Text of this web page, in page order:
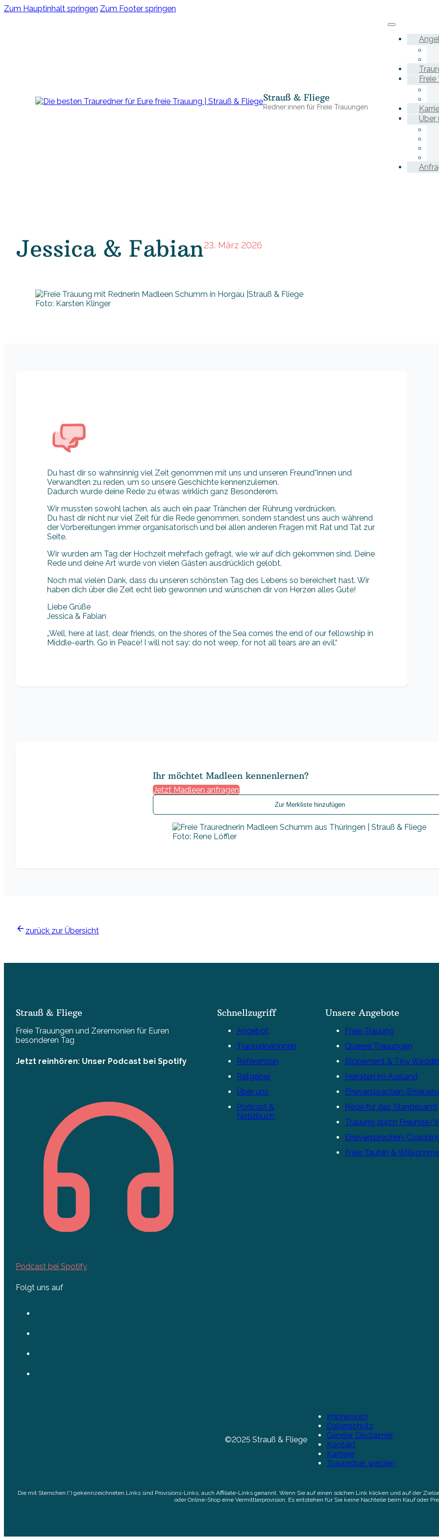
Zum Hauptinhalt springen Zum Footer springen
Strauß & Fliege
Redner:innen für Freie Trauungen
Freie
Über
Jessica & Fabian23. März 2026
Foto: Karsten Klinger
Du hast dir so wahnsinnig viel Zeit genommen mit uns und unseren Freund*innen und
Verwandten zu reden, um so unsere Geschichte kennenzulernen.
Dadurch wurde deine Rede zu etwas wirklich ganz Besonderem.
Wir mussten sowohl lachen, als auch ein paar Tränchen der Rührung verdrücken.
Du hast dir nicht nur viel Zeit für die Rede genommen, sondern standest uns auch während
der Vorbereitungen immer organisatorisch und bei allen anderen Fragen mit Rat und Tat zur
Seite.
Wir wurden am Tag der Hochzeit mehrfach gefragt, wie wir auf dich gekommen sind. Deine
Rede und deine Art wurde von vielen Gästen ausdrücklich gelobt.
Noch mal vielen Dank, dass du unseren schönsten Tag des Lebens so bereichert hast. Wir
haben dich über die Zeit echt lieb gewonnen und wünschen dir von Herzen alles Gute!
Liebe Grüße
Jessica & Fabian
„Well, here at last, dear friends, on the shores of the Sea comes the end of our fellowship in
Middle-earth. Go in Peace! I will not say: do not weep, for not all tears are an evil.“
Ihr möchtet Madleen kennenlernen?
Jetzt Madleen anfragen
Zur Merkliste hinzufügen
Foto: Rene Löffler
zurück zur Übersicht
Strauß & Fliege
Freie Trauungen und Zeremonien für Euren
besonderen Tag
Jetzt reinhören: Unser Podcast bei Spotify
Podcast bei Spotify
Folgt uns auf
Schnellzugriff
Angebot
Trauredner:innen
Referenzen
Ratgeber
Über uns
Podcast &
Notizbuch
Unsere Angebote
Freie Trauung
Queere Trauungen
Elopement & Tiny
Heiraten im Ausland
Eheversprechen-
Rede für das Standesamt
Trauung durch Freunde/
Eheversprechen-
Freie Taufen &
©2025 Strauß & Fliege
Impressum
Datenschutz
Gender Disclaimer
Kontakt
Karriere
Trauredner werden
Die mit Sternchen (*) gekennzeichneten Links sind Provisions-Links, auch Affiliate-Links genannt. Wenn Sie auf einen solchen Link klicken und auf der
oder Online-Shop eine Vermittlerprovision. Es entstehen für Sie keine Nachteile beim Kauf oder